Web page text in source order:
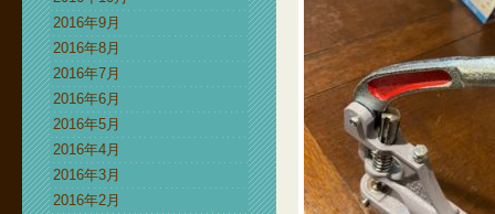
2016年9月
2016年8月
2016年7月
2016年6月
2016年5月
2016年4月
2016年3月
2016年2月